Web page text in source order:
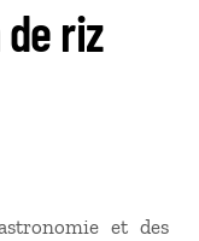
riz
et des